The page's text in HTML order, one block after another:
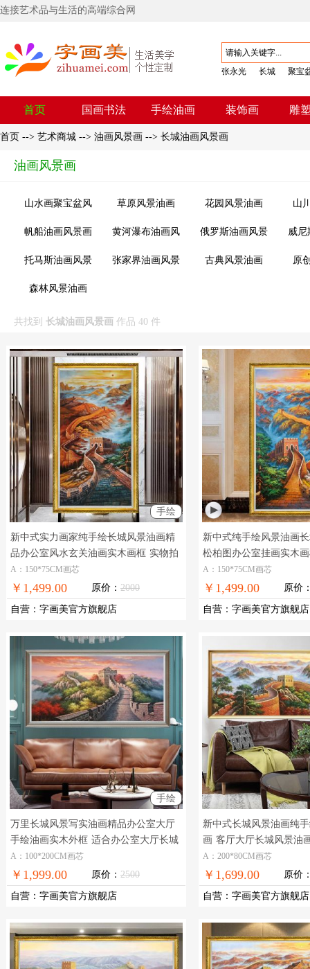
连接艺术品与生活的高端综合网
张永光 长城 聚宝
首页 国画书法 手绘油画 装饰画 雕
首页 --> 艺术商城 --> 油画风景画 --> 长城油画风景画
油画风景画
山水画聚宝盆风
草原风景油画 花园风景油画 山
帆船油画风景画
黄河瀑布油画风
俄罗斯油画风景
威
托马斯油画风景
张家界油画风景
古典风景油画 原
森林风景油画
共找到 长城油画风景画 作品 40 件
手绘
新中式实力画家纯手绘长城风景油画精
品办公室风水玄关油画实木画框 实物拍
摄，现货图片，在线支付，全国免邮
A：150*75CM画芯
￥1,499.00 原价： 2000
自营 ： 字画美官方旗舰店
新中式纯手绘风景油画
松柏图办公室挂画实木
玄关的新中式长城油画
A：150*75CM画芯
￥1,499.00 原价
自营 ： 字画美官方旗舰店
手绘
万里长城风景写实油画精品办公室大厅
手绘油画实木外框 适合办公室大厅长城
写实风景油画
A：100*200CM画芯
￥1,999.00 原价： 2500
自营 ： 字画美官方旗舰店
新中式长城风景油画纯
画 客厅大厅长城风景油
A：200*80CM画芯
￥1,699.00 原价
自营 ： 字画美官方旗舰店